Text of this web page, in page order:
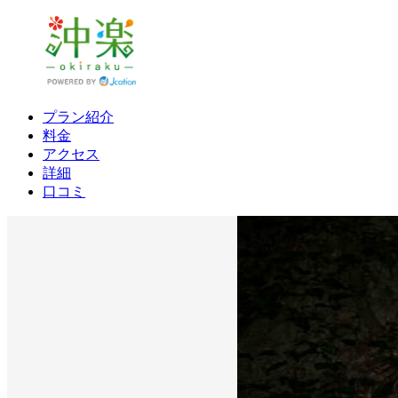
プラン紹介
料金
アクセス
詳細
口コミ